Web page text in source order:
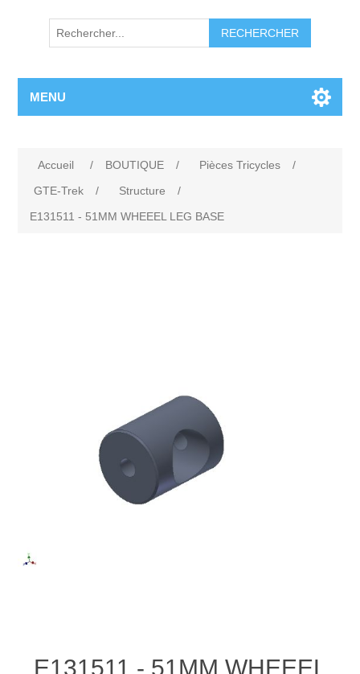
RECHERCHER
MENU
Accueil / BOUTIQUE / Pièces Tricycles
/
GTE-Trek
/ Structure
/
E131511 - 51MM WHEEEL LEG BASE
E131511 - 51MM WHEEEL